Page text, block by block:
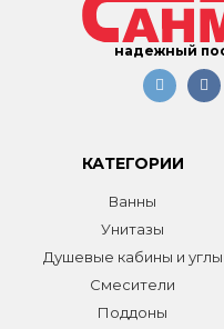
надежный
КАТЕГОРИИ
Ванны
Унитазы
Душевые кабины и углы
Смесители
Поддоны